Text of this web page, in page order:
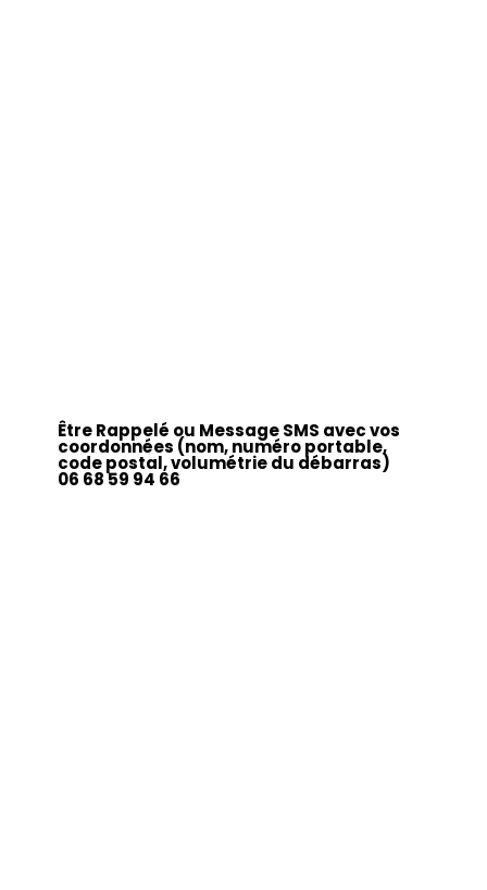
Être Rappelé ou Message SMS avec vos
coordonnées (nom, numéro portable,
code postal, volumétrie du débarras)
06 68 59 94 66